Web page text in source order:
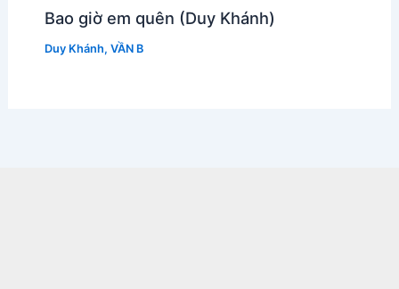
Bao giờ em quên (Duy Khánh)
Duy Khánh, VẦN B